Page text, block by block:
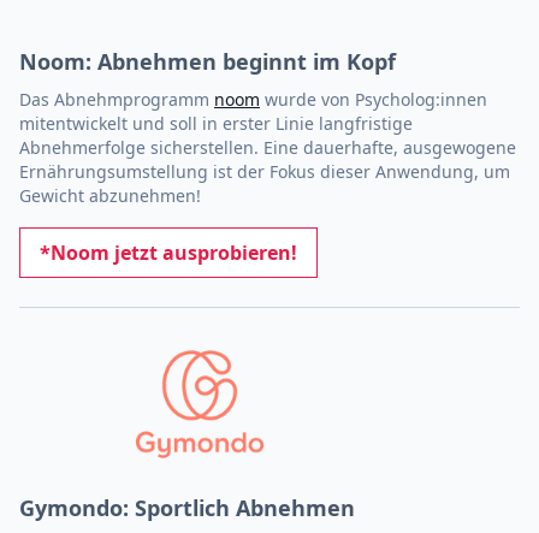
Noom: Abnehmen beginnt im Kopf
Das Abnehmprogramm noom wurde von Psycholog:innen
mitentwickelt und soll in erster Linie langfristige
Abnehmerfolge sicherstellen. Eine dauerhafte, ausgewogene
Ernährungsumstellung ist der Fokus dieser Anwendung, um
Gewicht abzunehmen!
*Noom jetzt ausprobieren!
Gymondo: Sportlich Abnehmen